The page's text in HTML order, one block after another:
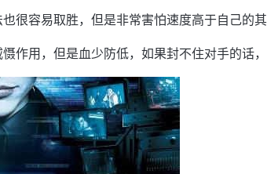
很容易取胜，但是非常害怕速度高于自己的其
作用，但是血少防低，如果封不住对手的话，